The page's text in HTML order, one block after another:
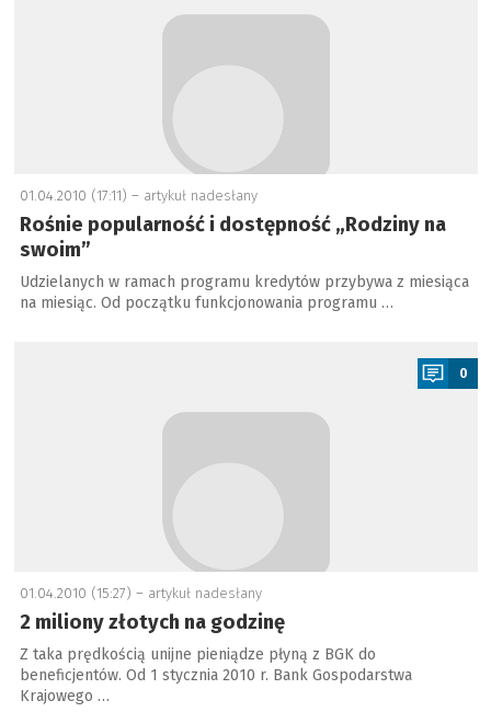
01.04.2010 (17:11) – artykuł nadesłany
Rośnie popularność i dostępność „Rodziny na
swoim”
Udzielanych w ramach programu kredytów przybywa z miesiąca
na miesiąc. Od początku funkcjonowania programu …
0
01.04.2010 (15:27) – artykuł nadesłany
2 miliony złotych na godzinę
Z taka prędkością unijne pieniądze płyną z BGK do
beneficjentów. Od 1 stycznia 2010 r. Bank Gospodarstwa
Krajowego …